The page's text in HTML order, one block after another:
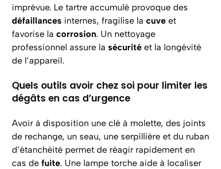
imprévue. Le tartre accumulé provoque des
défaillances internes, fragilise la cuve et
favorise la corrosion. Un nettoyage
professionnel assure la sécurité et la longévité
de l’appareil.
Quels outils avoir chez soi pour limiter les
dégâts en cas d’urgence
Avoir à disposition une clé à molette, des joints
de rechange, un seau, une serpillière et du ruban
d’étanchéité permet de réagir rapidement en
cas de fuite. Une lampe torche aide à localiser